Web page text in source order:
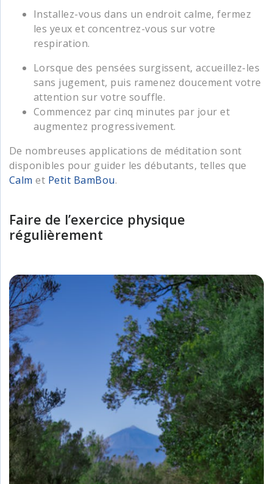
Installez-vous dans un endroit calme, fermez
les yeux et concentrez-vous sur votre
respiration.
Lorsque des pensées surgissent, accueillez-les
sans jugement, puis ramenez doucement votre
attention sur votre souffle.
Commencez par cinq minutes par jour et
augmentez progressivement.
De nombreuses applications de méditation sont
disponibles pour guider les débutants, telles que
Calm et Petit BamBou.
Faire de l’exercice physique
régulièrement